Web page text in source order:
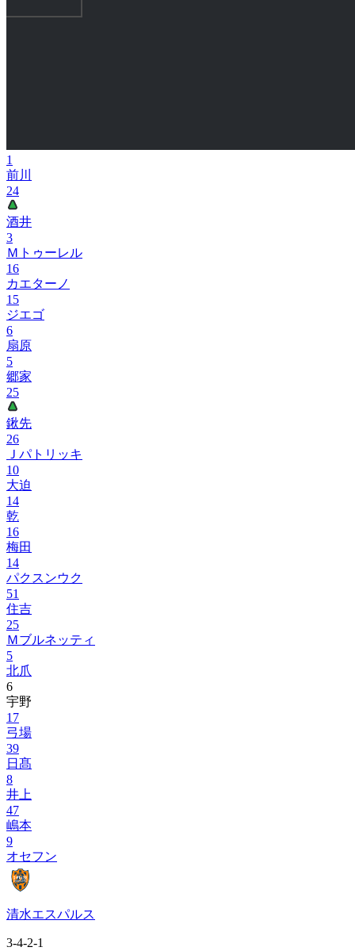
1
前川
24
酒井
3
Ｍトゥーレル
16
カエターノ
15
ジエゴ
6
扇原
5
郷家
25
鍬先
26
Ｊパトリッキ
10
大迫
14
乾
16
梅田
14
パクスンウク
51
住吉
25
Ｍブルネッティ
5
北爪
6
宇野
17
弓場
39
日髙
8
井上
47
嶋本
9
オセフン
清水エスパルス
3-4-2-1